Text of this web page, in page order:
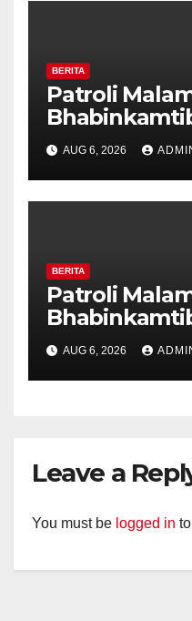
BERITA
Patroli
Pilar
Perkuat
Diajak
AUG 6, 2026
BERITA
Patroli
Pilar
Perkuat
Diajak
AUG 6, 2026
Leave a
You must be logged in